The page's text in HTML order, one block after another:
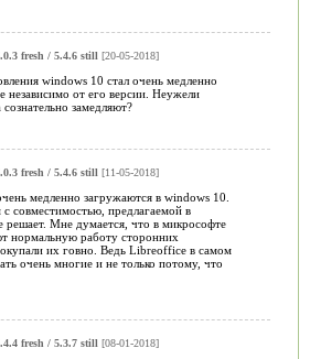
fresh / 5.4.6 still [20-05-2018]
windows 10 стал очень медленно
независимо от его версии. Неужели
замедляют?
fresh / 5.4.6 still [11-05-2018]
медленно загружаются в windows 10.
совместимостью, предлагаемой в
решает. Мне думается, что в микрософте
нормальную работу сторонних
их говно. Ведь Libreoffice в самом
очень многие и не только потому, что
fresh / 5.3.7 still [08-01-2018]